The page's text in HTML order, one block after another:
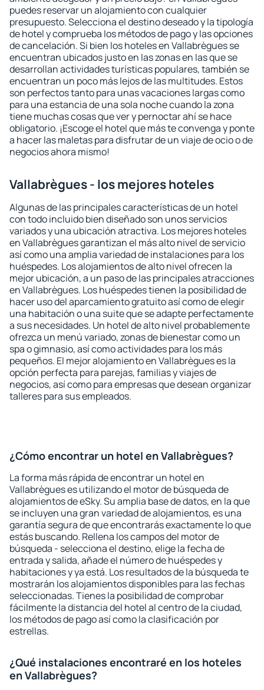
puedes reservar un alojamiento con cualquier
presupuesto. Selecciona el destino deseado y la tipología
de hotel y comprueba los métodos de pago y las opciones
de cancelación. Si bien los hoteles en Vallabrègues se
encuentran ubicados justo en las zonas en las que se
desarrollan actividades turísticas populares, también se
encuentran un poco más lejos de las multitudes. Estos
son perfectos tanto para unas vacaciones largas como
para una estancia de una sola noche cuando la zona
tiene muchas cosas que ver y pernoctar ahí se hace
obligatorio. ¡Escoge el hotel que más te convenga y ponte
a hacer las maletas para disfrutar de un viaje de ocio o de
negocios ahora mismo!
Vallabrègues - los mejores hoteles
Algunas de las principales características de un hotel
con todo incluido bien diseñado son unos servicios
variados y una ubicación atractiva. Los mejores hoteles
en Vallabrègues garantizan el más alto nivel de servicio
así como una amplia variedad de instalaciones para los
huéspedes. Los alojamientos de alto nivel ofrecen la
mejor ubicación, a un paso de las principales atracciones
en Vallabrègues. Los huéspedes tienen la posibilidad de
hacer uso del aparcamiento gratuito así como de elegir
una habitación o una suite que se adapte perfectamente
a sus necesidades. Un hotel de alto nivel probablemente
ofrezca un menú variado, zonas de bienestar como un
spa o gimnasio, así como actividades para los más
pequeños. El mejor alojamiento en Vallabrègues es la
opción perfecta para parejas, familias y viajes de
negocios, así como para empresas que desean organizar
talleres para sus empleados.
¿Cómo encontrar un hotel en Vallabrègues?
La forma más rápida de encontrar un hotel en
Vallabrègues es utilizando el motor de búsqueda de
alojamientos de eSky. Su amplia base de datos, en la que
se incluyen una gran variedad de alojamientos, es una
garantía segura de que encontrarás exactamente lo que
estás buscando. Rellena los campos del motor de
búsqueda - selecciona el destino, elige la fecha de
entrada y salida, añade el número de huéspedes y
habitaciones y ya está. Los resultados de la búsqueda te
mostrarán los alojamientos disponibles para las fechas
seleccionadas. Tienes la posibilidad de comprobar
fácilmente la distancia del hotel al centro de la ciudad,
los métodos de pago así como la clasificación por
estrellas.
¿Qué instalaciones encontraré en los hoteles
en Vallabrègues?